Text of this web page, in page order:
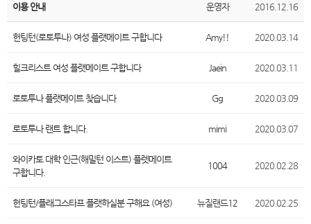
이용 안내 운영자 2016.12.16
헌팅턴(로토투나) 여성 플랫메이트 구합니다 Amy!! 2020.03.14
힐크리스트 여성 플랫메이트 구합니다 Jaein 2020.03.11
로토투나 플랫메이트 찾습니다 Gg 2020.03.09
로토투나 랜트 합니다. mimi 2020.03.07
와이카토 대학 인근(해밀턴 이스트) 플렛메이트
구합니다.
1004 2020.02.28
헌팅턴/플래그스타프 플랫하실분 구해요 (여성) 뉴질랜드12 2020.02.25